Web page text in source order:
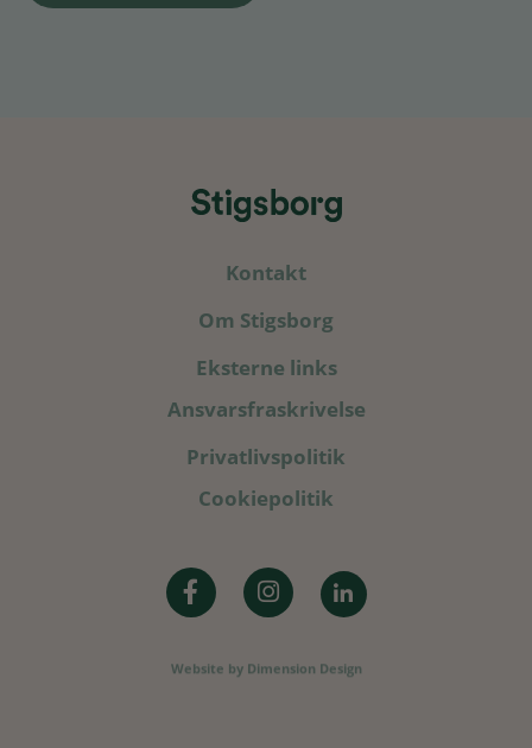
Kontakt
Om Stigsborg
Eksterne links
Ansvarsfraskrivelse
Privatlivspolitik
Cookiepolitik
Website by Dimension Design